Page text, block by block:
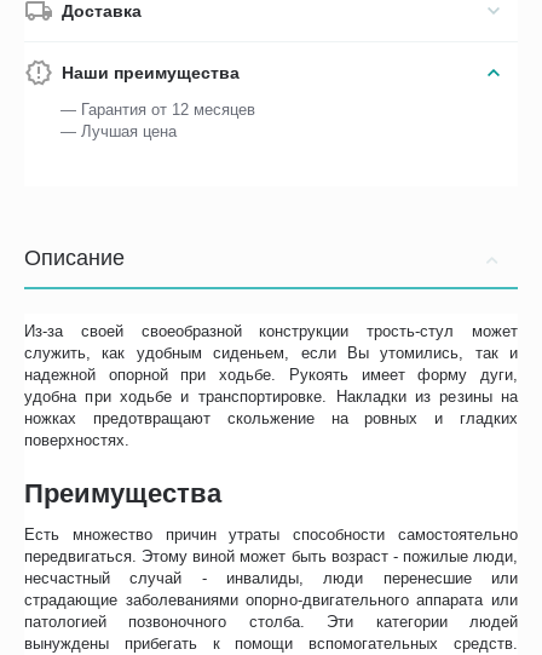
Доставка
Наши преимущества
— Гарантия от 12 месяцев
— Лучшая цена
Описание
Из-за своей своеобразной конструкции трость-стул может
служить, как удобным сиденьем, если Вы утомились, так и
надежной опорной при ходьбе. Рукоять имеет форму дуги,
удобна при ходьбе и транспортировке. Накладки из резины на
ножках предотвращают скольжение на ровных и гладких
поверхностях.
Преимущества
Есть множество причин утраты способности самостоятельно
передвигаться. Этому виной может быть возраст - пожилые люди,
несчастный случай - инвалиды, люди перенесшие или
страдающие заболеваниями опорно-двигательного аппарата или
патологией позвоночного столба. Эти категории людей
вынуждены прибегать к помощи вспомогательных средств.